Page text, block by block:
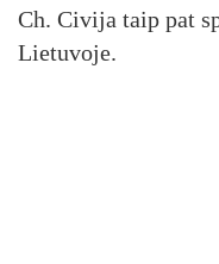
Ch. Ci­vi­ja taip pat
Lie­tu­vo­je.